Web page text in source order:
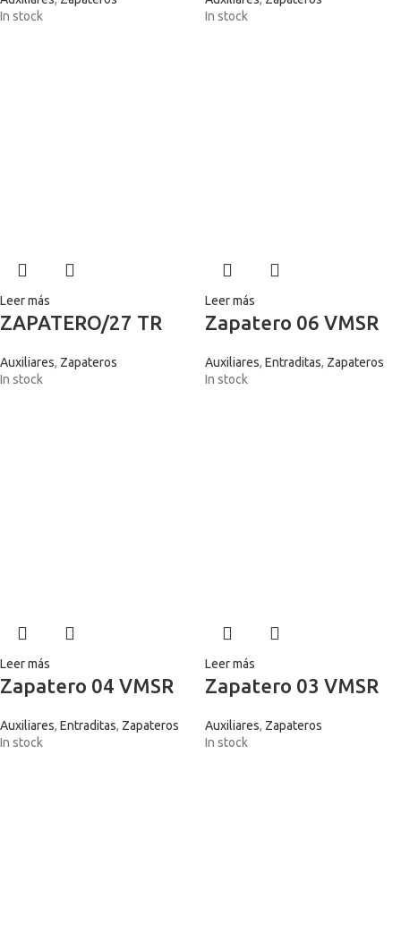
In stock
In stock
Leer más
ZAPATERO/27 TR
Auxiliares, Zapateros
In stock
Leer más
Zapatero 06 VMSR
Auxiliares, Entraditas, Zapateros
In stock
Leer más
Zapatero 04 VMSR
Auxiliares, Entraditas, Zapateros
In stock
Leer más
Zapatero 03 VMSR
Auxiliares, Zapateros
In stock